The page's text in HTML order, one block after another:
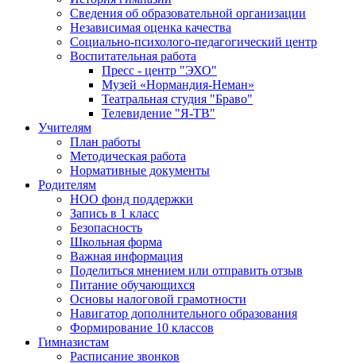
Сведения об образовательной организации
Независимая оценка качества
Социально-психолого-педагогический центр
Воспитательная работа
Пресс - центр "ЭХО"
Музей «Нормандия-Неман»
Театральная студия "Браво"
Телевидение "Я-ТВ"
Учителям
План работы
Методическая работа
Нормативные документы
Родителям
НОО фонд поддержки
Запись в 1 класс
Безопасность
Школьная форма
Важная информация
Поделиться мнением или отправить отзыв
Питание обучающихся
Основы налоговой грамотности
Навигатор дополнительного образования
Формирование 10 классов
Гимназистам
Расписание звонков